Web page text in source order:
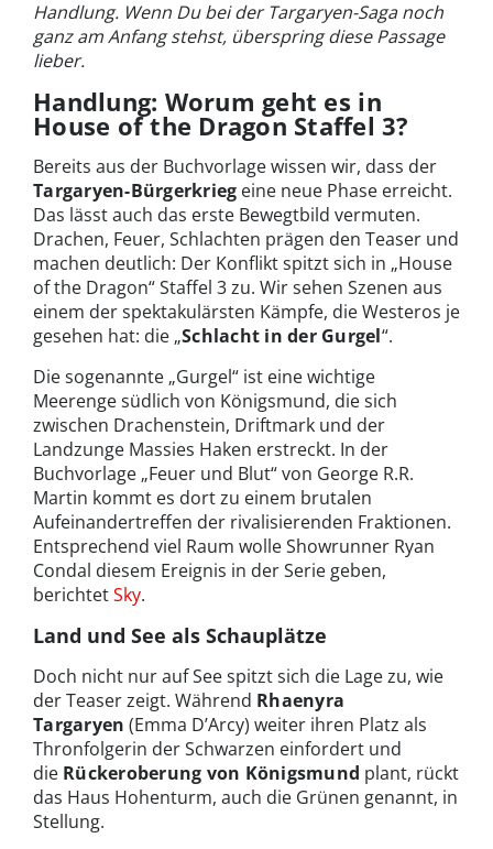
Handlung. Wenn Du bei der Targaryen-Saga noch
ganz am Anfang stehst, überspring diese Passage
lieber.
Handlung: Worum geht es in
House of the Dragon Staffel 3?
Bereits aus der Buchvorlage wissen wir, dass der
Targaryen-Bürgerkrieg eine neue Phase erreicht.
Das lässt auch das erste Bewegtbild vermuten.
Drachen, Feuer, Schlachten prägen den Teaser und
machen deutlich: Der Konflikt spitzt sich in „House
of the Dragon“ Staffel 3 zu. Wir sehen Szenen aus
einem der spektakulärsten Kämpfe, die Westeros je
gesehen hat: die „Schlacht in der Gurgel“.
Die sogenannte „Gurgel“ ist eine wichtige
Meerenge südlich von Königsmund, die sich
zwischen Drachenstein, Driftmark und der
Landzunge Massies Haken erstreckt. In der
Buchvorlage „Feuer und Blut“ von George R.R.
Martin kommt es dort zu einem brutalen
Aufeinandertreffen der rivalisierenden Fraktionen.
Entsprechend viel Raum wolle Showrunner Ryan
Condal diesem Ereignis in der Serie geben,
berichtetSky.
Land und See als Schauplätze
Doch nicht nur auf See spitzt sich die Lage zu, wie
der Teaser zeigt. Während Rhaenyra
Targaryen (Emma D’Arcy) weiter ihren Platz als
Thronfolgerin der Schwarzen einfordert und
die Rückeroberung von Königsmund plant, rückt
das Haus Hohenturm, auch die Grünen genannt, in
Stellung.